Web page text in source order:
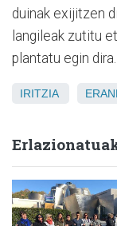
duinak exijitzen
langileak zutitu
plantatu egin
IRITZIA